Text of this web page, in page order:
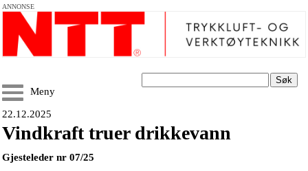
ANNONSE
Søk
Meny
22.12.2025
Vindkraft truer drikkevann
Gjesteleder nr 07/25